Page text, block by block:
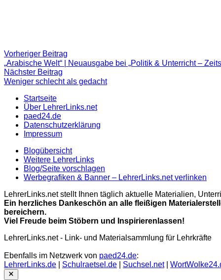
Beitragsnavigation
Vorheriger Beitrag
Beitrag:
„Arabische Welt“ | Neuausgabe bei „Politik & Unterricht –
Nächster Beitrag
Beitrag
Weniger schlecht als gedacht
Startseite
Über LehrerLinks.net
paed24.de
Datenschutzerklärung
Impressum
Blogübersicht
Weitere LehrerLinks
Blog/Seite vorschlagen
Werbegrafiken & Banner – LehrerLinks.net verlinken
LehrerLinks.net stellt Ihnen täglich aktuelle Materialien,
Ein herzliches Dankeschön an alle fleißigen
bereichern.
Viel Freude beim Stöbern und Inspirierenlassen!
LehrerLinks.net - Link- und Materialsammlung für Lehrkräfte
Ebenfalls im Netzwerk von paed24.de:
LehrerLinks.de
Schulraetsel.de Suchsel.net|
Close